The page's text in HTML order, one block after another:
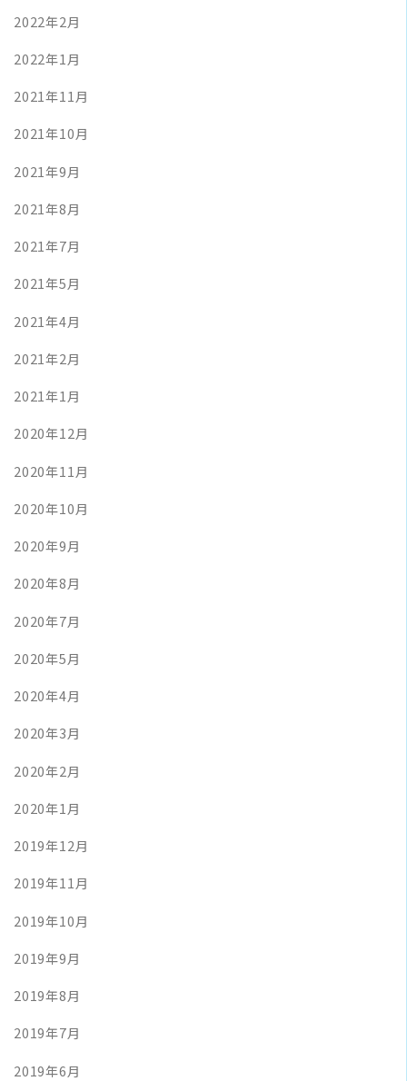
2022年2月
2022年1月
2021年11月
2021年10月
2021年9月
2021年8月
2021年7月
2021年5月
2021年4月
2021年2月
2021年1月
2020年12月
2020年11月
2020年10月
2020年9月
2020年8月
2020年7月
2020年5月
2020年4月
2020年3月
2020年2月
2020年1月
2019年12月
2019年11月
2019年10月
2019年9月
2019年8月
2019年7月
2019年6月